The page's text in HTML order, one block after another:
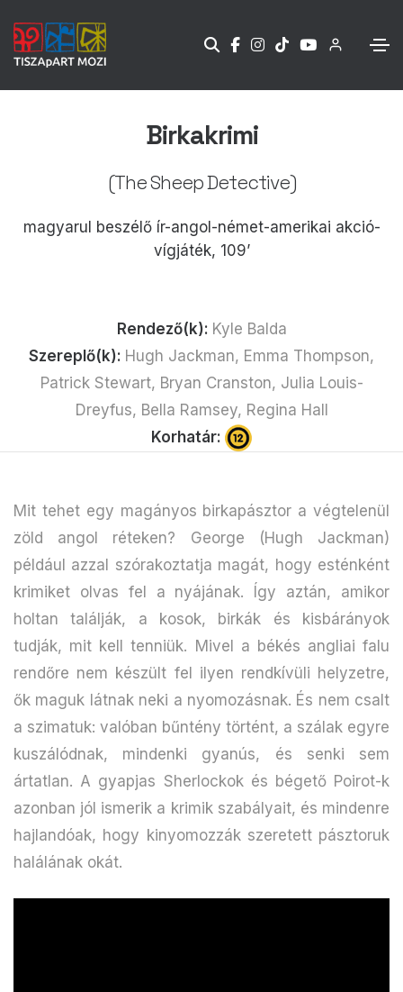
Birkakrimi
(The Sheep Detective)
magyarul beszélő ír-angol-német-amerikai akció-
vígjáték, 109’
Rendező(k): Kyle Balda
Szereplő(k): Hugh Jackman, Emma Thompson,
Patrick Stewart, Bryan Cranston, Julia Louis-
Dreyfus, Bella Ramsey, Regina Hall
Korhatár:
Mit tehet egy magányos birkapásztor a végtelenül
zöld angol réteken? George (Hugh Jackman)
például azzal szórakoztatja magát, hogy esténként
krimiket olvas fel a nyájának. Így aztán, amikor
holtan találják, a kosok, birkák és kisbárányok
tudják, mit kell tenniük. Mivel a békés angliai falu
rendőre nem készült fel ilyen rendkívüli helyzetre,
ők maguk látnak neki a nyomozásnak. És nem csalt
a szimatuk: valóban bűntény történt, a szálak egyre
kuszálódnak, mindenki gyanús, és senki sem
ártatlan. A gyapjas Sherlockok és bégető Poirot-k
azonban jól ismerik a krimik szabályait, és mindenre
hajlandóak, hogy kinyomozzák szeretett pásztoruk
halálának okát.